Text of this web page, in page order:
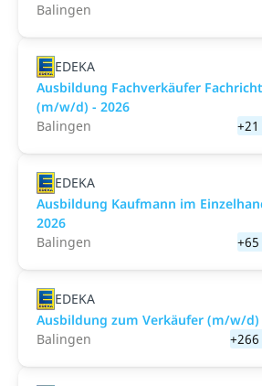
Balingen
EDEKA
Ausbildung Fachverkäufer
(m/w/d) - 2026
Balingen
EDEKA
Ausbildung Kaufmann im
2026
Balingen
EDEKA
Ausbildung zum Verkäufer (m/w/d)
Balingen